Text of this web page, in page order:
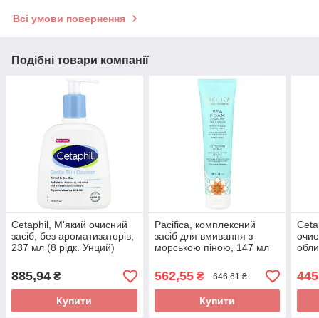
Всі умови повернення
Подібні товари компанії
Cetaphil, М'який очисний
засіб, без ароматизаторів,
237 мл (8 рідк. Унций)
885,94 ₴
Купити
Pacifica, комплексний
засіб для вмивання з
морською піною, 147 мл
562,55₴ 646,61 ₴
Купити